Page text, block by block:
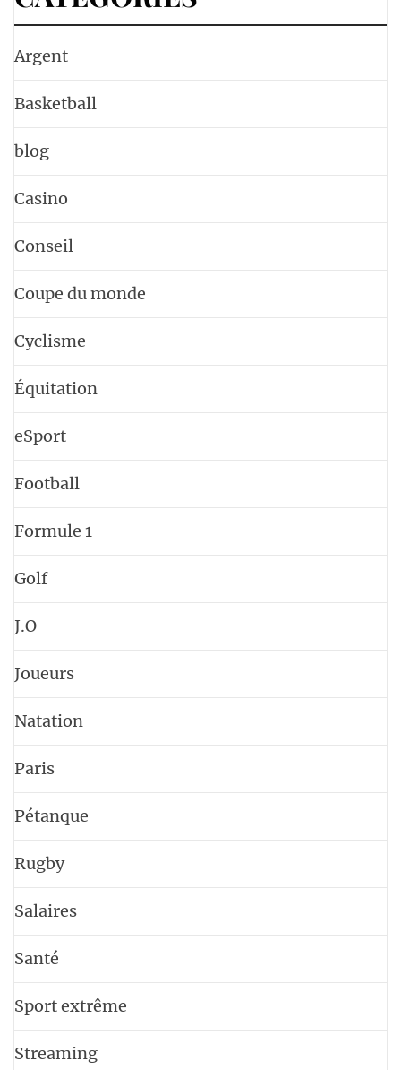
Argent
Basketball
blog
Casino
Conseil
Coupe du monde
Cyclisme
Équitation
eSport
Football
Formule 1
Golf
J.O
Joueurs
Natation
Paris
Pétanque
Rugby
Salaires
Santé
Sport extrême
Streaming